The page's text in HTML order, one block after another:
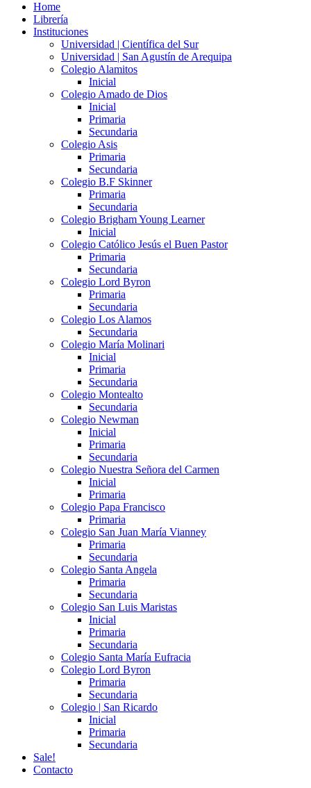
Home
Librería
Instituciones
Universidad | Científica del Sur
Universidad | San Agustín de Arequipa
Colegio Alamitos
Inicial
Colegio Amado de Dios
Inicial
Primaria
Secundaria
Colegio Asis
Primaria
Secundaria
Colegio B.F Skinner
Primaria
Secundaria
Colegio Brigham Young Learner
Inicial
Colegio Católico Jesús el Buen Pastor
Primaria
Secundaria
Colegio Lord Byron
Primaria
Secundaria
Colegio Los Alamos
Secundaria
Colegio María Molinari
Inicial
Primaria
Secundaria
Colegio Montealto
Secundaria
Colegio Newman
Inicial
Primaria
Secundaria
Colegio Nuestra Señora del Carmen
Inicial
Primaria
Colegio Papa Francisco
Primaria
Colegio San Juan María Vianney
Primaria
Secundaria
Colegio Santa Angela
Primaria
Secundaria
Colegio San Luis Maristas
Inicial
Primaria
Secundaria
Colegio Santa María Eufracia
Colegio Lord Byron
Primaria
Secundaria
Colegio | San Ricardo
Inicial
Primaria
Secundaria
Sale!
Contacto